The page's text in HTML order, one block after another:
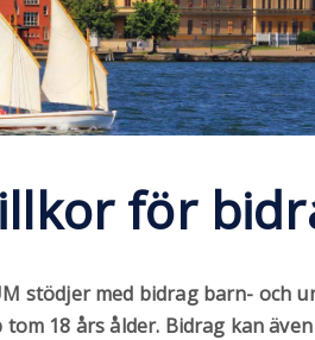
för
stödjer med bidrag barn- och
tom 18 års ålder. Bidrag kan